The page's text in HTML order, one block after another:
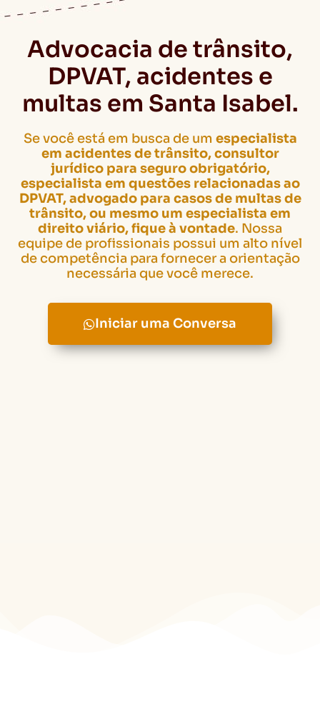
Advocacia de trânsito,
DPVAT, acidentes e
multas em Santa Isabel.
Se você está em busca de um especialista
em acidentes de trânsito, consultor
jurídico para seguro obrigatório,
especialista em questões relacionadas ao
DPVAT, advogado para casos de multas de
trânsito, ou mesmo um especialista em
direito viário, fique à vontade. Nossa
equipe de profissionais possui um alto nível
de competência para fornecer a orientação
necessária que você merece.
Iniciar uma Conversa